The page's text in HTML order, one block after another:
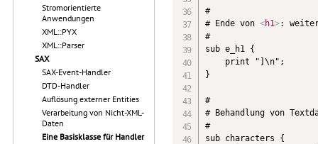
Stromorientierte
Anwendungen
XML::PYX
XML::Parser
SAX
SAX-Event-Handler
DTD-Handler
Auflösung externer Entities
Verarbeitung von Nicht-XML-
Daten
Eine Basisklasse für Handler
#
# Ende von <h1>:
#
sub e_h1 {
    print "]\n";
}
#
# Behandlung von
#
sub characters {